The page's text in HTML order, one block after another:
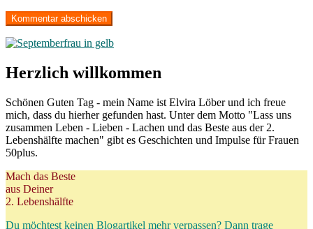
Herzlich willkommen
Schönen Guten Tag - mein Name ist Elvira Löber und ich freue
mich, dass du hierher gefunden hast. Unter dem Motto "Lass uns
zusammen Leben - Lieben - Lachen und das Beste aus der 2.
Lebenshälfte machen" gibt es Geschichten und Impulse für Frauen
50plus.
Mach das Beste
aus Deiner
2. Lebenshälfte
Du möchtest keinen Blogartikel mehr verpassen? Dann trage